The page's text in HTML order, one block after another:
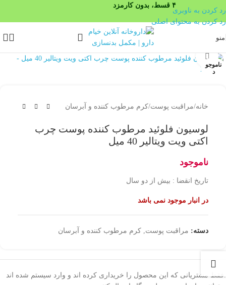
۴ قسط، بدون کارمزد
رد کردن به ناوبری
رد کردن به محتوای اصلی
منو
ناموجو
د
بزرگنمایی تصویر
خانه/مراقبت پوست/کرم مرطوب کننده و آبرسان
لوسیون فلوئید مرطوب کننده پوست چرب
اکتی ویت ویتالیر 40 میل
ناموجود
تاریخ انقضا : بیش از دو سال
در انبار موجود نمی باشد
دسته: مراقبت پوست, کرم مرطوب کننده و آبرسان
.فقط مشتریانی که این محصول را خریداری کرده اند و وارد سیستم شده اند